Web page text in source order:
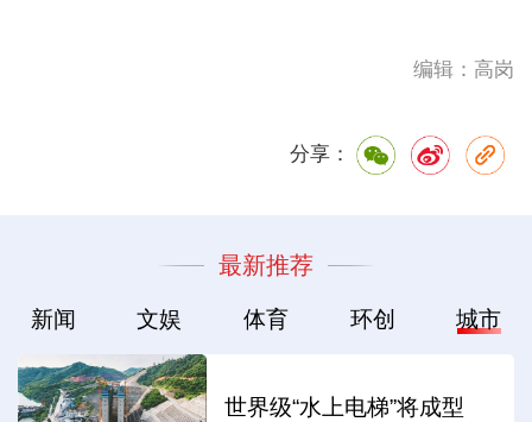
编辑：高岗
分享：
最新推荐
新闻 文娱 体育 环创 城市
世界级“水上电梯”将成型